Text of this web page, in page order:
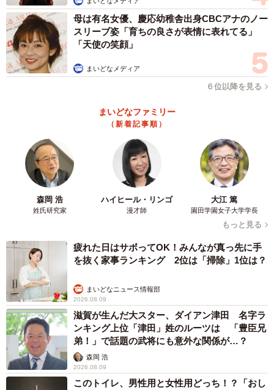
急性腰痛の薬を処方され服用したが改善せず（しかしなが
ら痛み止めが効いていたようで、痛くない週もあったた
め、急性（慢性）腰痛だと認識）
↓
痛みの発症から約3カ月ほど経ってから、血尿が出たので泌
レントゲン（1回目）＆膀胱内視鏡検査をしたけれど特定で
2週間後、レントゲン（2回目）で尿路結石と特定
毎日薬と水2リットル飲む生活が始まる
尿路結石の薬を飲み始めて3週間ほどしてから、痛みが消え
てきて尿道の違和感を感じながら1週間ほどすごす。
結石を自然排出（排出時は痛みはなく、前触れなしでスポ
ーンと出てきた）
尿路結石はとてつもない痛さというけれど、その痛みの度
合いについて伺ってみると……
母は有名女優、慶応幼稚舎出身CBCアナのノー
スリーブ姿「育ちの良さが表情に表れてる」
「天使の笑顔」
まいどなメディア
６位以降を見る
まいどなファミリー
（新着記事順）
森岡 浩
姓氏研究家
ハイヒール・リンゴ
漫才師
大江 篤
園田学園女子大学学長
もっと見る
疲れた日はサボってOK！みんなが真っ先に手
を抜く家事ランキング 2位は「掃除」1位は？
まいどなニュース情報部
2026.08.09
滋賀が生んだ大スター、ダイアン津田 名字ラ
ンキング上位「津田」姓のルーツは 「豊臣兄
弟！」で話題の武将にも意外な関係が…？
森岡 浩
2026.08.09
このトイレ、男性用と女性用どっち！？「おし